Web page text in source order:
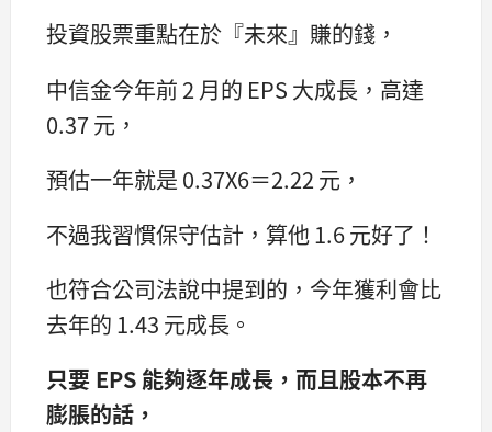
投資股票重點在於『未來』賺的錢，
中信金今年前 2 月的 EPS 大成長，高達
0.37 元，
預估一年就是 0.37X6＝2.22 元，
不過我習慣保守估計，算他 1.6 元好了！
也符合公司法說中提到的，今年獲利會比
去年的 1.43 元成長。
只要 EPS 能夠逐年成長，而且股本不再
膨脹的話，